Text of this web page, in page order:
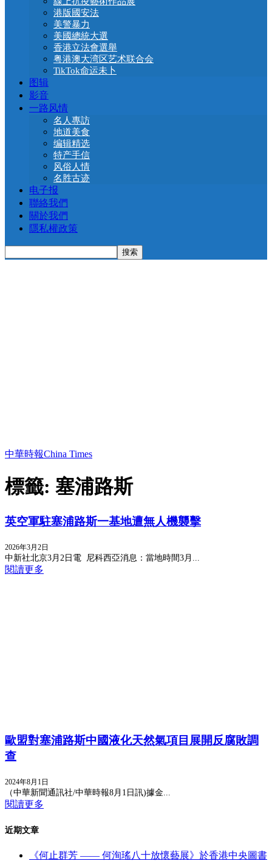
港版國安法
美警暴力
美國總統大選
香港立法會選舉
粤港澳大湾区艺术联合会
TikTok命运未卜
图辑
影音
一路风情
名人專訪
地道美食
编辑精选
特产手信
风俗人情
名胜古迹
电子报
聯絡我們
關於我們
隱私權政策
中華時報China Times
標籤: 塞浦路斯
英空軍駐塞浦路斯一基地遭無人機襲擊
2026年3月2日
中新社北京3月2日電 尼科西亞消息：當地時間3月...
閱讀更多
歐盟對塞浦路斯中國液化天然氣項目展開反腐敗調
查
2024年8月1日
（中華新聞通訊社/中華時報8月1日訊)據金...
閱讀更多
近期文章
《何止群芳 —— 何洵瑤八十放懷藝展》於香港中央圖書